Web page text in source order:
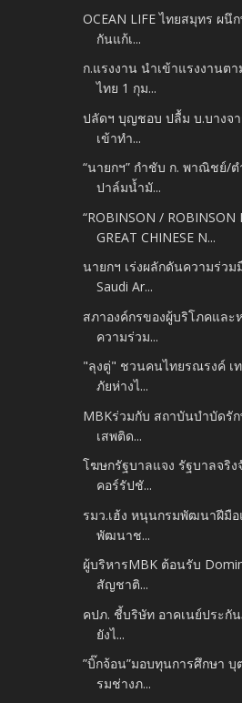
OCEAN LIFE ไทยสมุทร ผนึ
กันแก้เ...
ก.แรงงาน นำเข้าแรงงานต
ไทย 1 กุม...
ปลัดฯ บุญชอบ ปลื้ม บ.บางจ
เข้าทำ...
“นายกฯ” กำชับ ก. พาณิชย์/
ปาล์มน้ำมั...
“ROBINSON / ROBINSON
GREAT CHINESE N...
นายกฯ เร่งผลักดันความร่ว
Saudi Ar...
สภาองค์กรของผู้บริโภคแล
ความร่วม...
"ลุงตู่" ชวนคนไทยรณรงค์ เ
ภัยห่างไ...
MBKร่วมกับ สถาบันบำบัดรั
เสพติด...
โฆษกรัฐบาลแจง รัฐบาลจริ
คอร์รัปชั...
รมว.เฮ้ง หนุนกรมพัฒนาฝีมื
พัฒนาช...
ผู้บริหารMBK ต้อนรับ
สัญชาติ...
คปภ. ชี้บริษัท อาคเนย์ประกั
ยังไ...
”บิ๊กจ้อน”มอบทุนการศึกษา
รมช่างภ...